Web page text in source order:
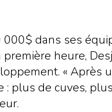
dans ses
heure,
« Après
: plus de cuves,